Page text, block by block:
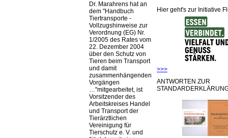
Dr. Marahrens hat an
dem "Handbuch
Tiertransporte -
Vollzugshinweise zur
Verordnung (EG) Nr.
1/2005 des Rates vom
22. Dezember 2004
über den Schutz von
Tieren beim Transport
und damit
zusammenhängenden
Vorgängen
…"mitgearbeitet, ist
Vorsitzender des
Arbeitskreises Handel
und Transport der
Tierärztlichen
Vereinigung für
Tierschutz e. V. und
Hier geht's zur Initiative
>>>
ANTWORTEN ZUR